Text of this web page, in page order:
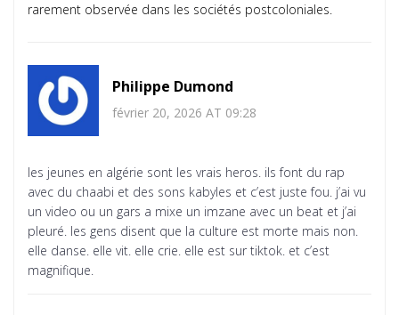
rarement observée dans les sociétés postcoloniales.
Philippe Dumond
février 20, 2026 AT 09:28
les jeunes en algérie sont les vrais heros. ils font du rap
avec du chaabi et des sons kabyles et c’est juste fou. j’ai vu
un video ou un gars a mixe un imzane avec un beat et j’ai
pleuré. les gens disent que la culture est morte mais non.
elle danse. elle vit. elle crie. elle est sur tiktok. et c’est
magnifique.